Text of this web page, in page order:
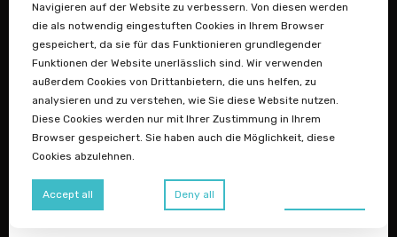
Navigieren auf der Website zu verbessern. Von diesen werden
die als notwendig eingestuften Cookies in Ihrem Browser
gespeichert, da sie für das Funktionieren grundlegender
Funktionen der Website unerlässlich sind. Wir verwenden
außerdem Cookies von Drittanbietern, die uns helfen, zu
analysieren und zu verstehen, wie Sie diese Website nutzen.
Diese Cookies werden nur mit Ihrer Zustimmung in Ihrem
Browser gespeichert. Sie haben auch die Möglichkeit, diese
Cookies abzulehnen.
Accept all Deny all